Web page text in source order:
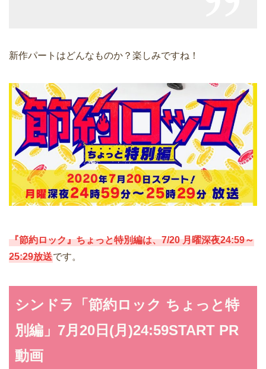
新作パートはどんなものか？楽しみですね！
『節約ロック』ちょっと特別編は、7/20 月曜深夜24:59～
25:29放送です。
シンドラ「節約ロック ちょっと特
別編」7月20日(月)24:59START PR
動画